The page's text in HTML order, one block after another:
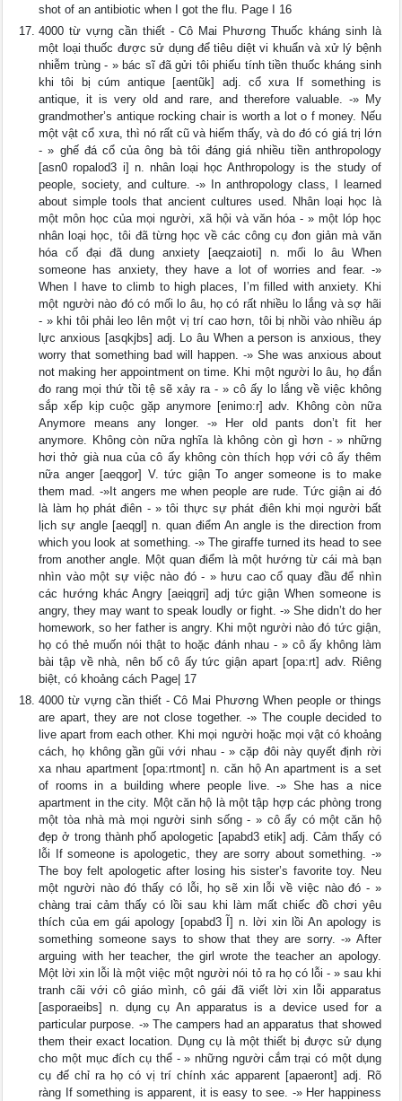
shot of an antibiotic when I got the flu. Page I 16
4000 từ vựng cần thiết - Cô Mai Phương Thuốc kháng sinh là
một loại thuốc được sử dụng để tiêu diệt vi khuẩn và xử lý bệnh
nhiễm trùng - » bác sĩ đã gửi tôi phiếu tính tiền thuốc kháng sinh
khi tôi bị cúm antique [aentũk] adj. cổ xưa If something is
antique, it is very old and rare, and therefore valuable. -» My
grandmother’s antique rocking chair is worth a lot o f money. Nếu
một vật cổ xưa, thì nó rất cũ và hiếm thấy, và do đó có giá trị lớn
- » ghế đá cổ của ông bà tôi đáng giá nhiều tiền anthropology
[asn0 ropalod3 i] n. nhân loại học Anthropology is the study of
people, society, and culture. -» In anthropology class, I learned
about simple tools that ancient cultures used. Nhân loại học là
một môn học của mọi người, xã hội và văn hóa - » một lóp học
nhân loại học, tôi đã từng học về các công cụ đon giản mà văn
hóa cố đại đã dung anxiety [aeqzaioti] n. mối lo âu When
someone has anxiety, they have a lot of worries and fear. -»
When I have to climb to high places, I’m filled with anxiety. Khi
một người nào đó có mối lo âu, họ có rất nhiều lo lắng và sợ hãi
- » khi tôi phải leo lên một vị trí cao hơn, tôi bị nhồi vào nhiều áp
lực anxious [asqkjbs] adj. Lo âu When a person is anxious, they
worry that something bad will happen. -» She was anxious about
not making her appointment on time. Khi một người lo âu, họ đắn
đo rang mọi thứ tồi tệ sẽ xảy ra - » cô ấy lo lắng về việc không
sắp xếp kịp cuộc gặp anymore [enimo:r] adv. Không còn nữa
Anymore means any longer. -» Her old pants don’t fit her
anymore. Không còn nữa nghĩa là không còn gì hơn - » những
hơi thở già nua của cô ấy không còn thích họp với cô ấy thêm
nữa anger [aeqgor] V. tức giận To anger someone is to make
them mad. -»It angers me when people are rude. Tức giận ai đó
là làm họ phát điên - » tôi thực sự phát điên khi mọi người bất
lịch sự angle [aeqgl] n. quan điểm An angle is the direction from
which you look at something. -» The giraffe turned its head to see
from another angle. Một quan điểm là một hướng từ cái mà bạn
nhìn vào một sự việc nào đó - » hưu cao cổ quay đầu để nhìn
các hướng khác Angry [aeiqgri] adj tức giận When someone is
angry, they may want to speak loudly or fight. -» She didn’t do her
homework, so her father is angry. Khi một người nào đó tức giận,
họ có thẻ muốn nói thật to hoặc đánh nhau - » cô ấy không làm
bài tập về nhà, nên bố cô ấy tức giận apart [opa:rt] adv. Riêng
biệt, có khoảng cách Page| 17
4000 từ vựng cần thiết - Cô Mai Phương When people or things
are apart, they are not close together. -» The couple decided to
live apart from each other. Khi mọi người hoặc mọi vật có khoảng
cách, họ không gần gũi với nhau - » cặp đôi này quyết định rời
xa nhau apartment [opa:rtmont] n. căn hộ An apartment is a set
of rooms in a building where people live. -» She has a nice
apartment in the city. Một căn hộ là một tập hợp các phòng trong
một tòa nhà mà mọi người sinh sống - » cô ẩy có một căn hộ
đẹp ở trong thành phố apologetic [apabd3 etik] adj. Cảm thấy có
lỗi If someone is apologetic, they are sorry about something. -»
The boy felt apologetic after losing his sister’s favorite toy. Neu
một người nào đó thấy có lỗi, họ sẽ xin lỗi về việc nào đó - »
chàng trai cảm thấy có lồi sau khi làm mất chiếc đồ chơi yêu
thích của em gái apology [opabd3 Ĩ] n. lời xin lồi An apology is
something someone says to show that they are sorry. -» After
arguing with her teacher, the girl wrote the teacher an apology.
Một lời xin lỗi là một việc một người nói tỏ ra họ có lỗi - » sau khi
tranh cãi với cô giáo mình, cô gái đã viết lời xin lỗi apparatus
[asporaeibs] n. dụng cụ An apparatus is a device used for a
particular purpose. -» The campers had an apparatus that showed
them their exact location. Dụng cụ là một thiết bị được sử dụng
cho một mục đích cụ thể - » những người cắm trại có một dụng
cụ đế chỉ ra họ có vị trí chính xác apparent [apaeront] adj. Rõ
ràng If something is apparent, it is easy to see. -» Her happiness